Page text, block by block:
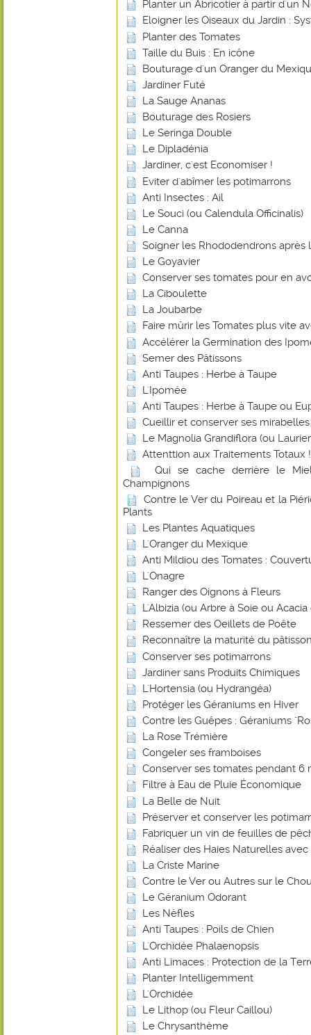
Planter un Abricotier à partir d'un
Eloigner les Oiseaux du Jardin :
Planter des Tomates
Taille du Buis : En icône
Bouturage d'un Oranger du
Jardiner Futé
La Sauge Ananas
Bouturage des Rosiers
Le Seringa Double
Le Dipladénia
Jardiner, c'est Economiser !
Eviter d'abîmer les potimarrons
Anti Insectes : Ail
Le Souci (ou Calendula Officinalis)
Le Canna
Soigner les Rhododendrons après
Le Goyavier
Conserver ses tomates pour en
La Ciboulette
La Joubarbe
Faire mûrir les Tomates plus vite
Accélérer la Germination des
Semer des Pâtissons
Anti Taupes : Herbe à Taupe
L'Ipomée
Anti Taupes : Herbe à Taupe ou
Cueillir et conserver ses mirabelles
Le Magnolia Grandiflora (ou
Attenttion aux Traitements Totaux !
Qui se cache derrière le
Champignons
Contre le Ver du Poireau et la
Plants
Les Plantes Aquatiques
L'Oranger du Mexique
Anti Mildiou des Tomates :
L'Onagre
Ranger des Oignons à Fleurs
L'Albizia (ou Arbre à Soie ou
Ressemer des Oeillets de Poête
Reconnaître la maturité du
Conserver ses potimarrons
Jardiner sans Produits Chimiques
L'Hortensia (ou Hydrangéa)
Protéger les Géraniums en Hiver
Contre les Guêpes : Géraniums
La Rose Trémière
Congeler ses framboises
Conserver ses tomates pendant 6
Filtre à Eau de Pluie Économique
La Belle de Nuit
Préserver et conserver les
Fabriquer un vin de feuilles de
Réaliser des Haies Naturelles
La Criste Marine
Contre le Ver ou Autres sur le
Le Géranium Odorant
Les Nèfles
Anti Taupes : Poils de Chien
L'Orchidée Phalaenopsis
Anti Limaces : Protection de la
Planter Intelligemment
L'Orchidée
Le Lithop (ou Fleur Caillou)
Le Chrysanthème